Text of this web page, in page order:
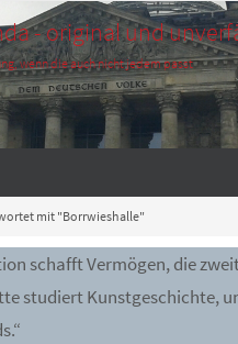
- original und
wenn die auch nicht jedem passt
mit "Borrwieshalle"
schafft Vermögen, die
studiert Kunstgeschichte,